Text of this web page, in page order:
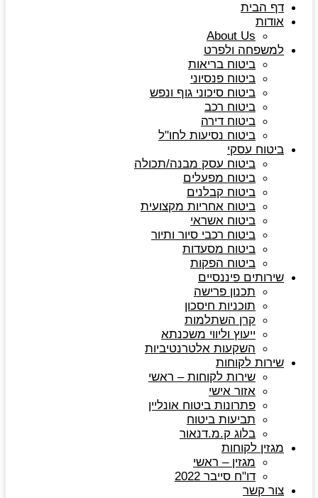
דף הבית
אודות
About Us
למשפחה ולפרט
ביטוח בריאות
ביטוח פנסיוני
ביטוח סיכוני גוף ונפש
ביטוח רכב
ביטוח דירה
ביטוח נסיעות לחו"ל
ביטוח עסקי
ביטוח עסק מבנה/תכולה
ביטוח מפעלים
ביטוח קבלנים
ביטוח אחריות מקצועית
ביטוח אשראי
ביטוח רכבי סיור ותיור
ביטוח מסעדות
ביטוח הפקות
שירותים פיננסיים
תכנון פרישה
תוכניות חיסכון
קרן השתלמות
ייעוץ וליווי משכנתא
השקעות אלטרנטיביות
שירות לקוחות
שירות לקוחות – ראשי
אזור אישי
פתרונות ביטוח אונליין
תביעות ביטוח
בלוג ק.מ.דנאור
מגזין לקוחות
מגזין – ראשי
דו"ח סייבר 2022
צור קשר